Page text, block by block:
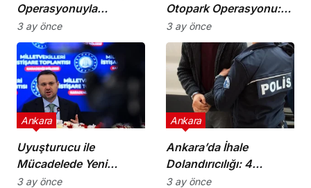
Operasyonuyla
Yakalandı!
3 ay önce
Otopark Operasyonu:
32 Gözaltı
3 ay önce
Uyuşturucu ile
Mücadelede Yeni
Adımlar Atılıyor!
Ankara
3 ay önce
Ankara’da İhale
Dolandırıcılığı: 4
Gözaltı!
Ankara
3 ay önce